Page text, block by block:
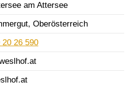
am Attersee
Oberösterreich
20 26 590